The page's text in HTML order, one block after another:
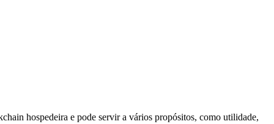
hospedeira e pode servir a vários propósitos, como utilidade,